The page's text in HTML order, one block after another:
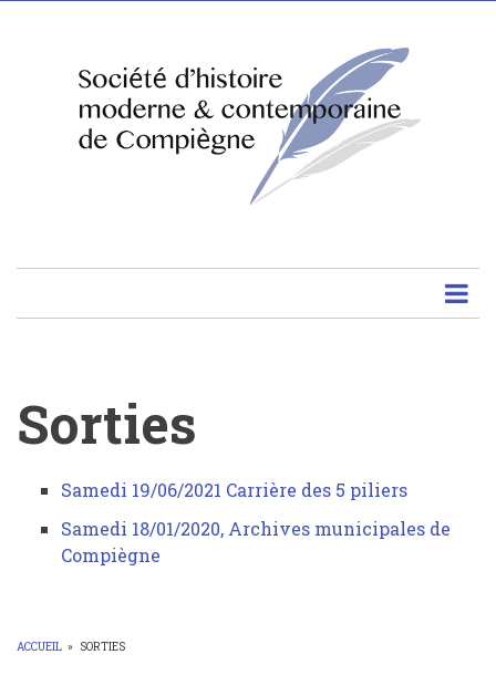
principal
Sorties
Sorties
Samedi 19/06/2021 Carrière des 5 piliers
Samedi 18/01/2020, Archives municipales de
Compiègne
ACCUEIL » SORTIES